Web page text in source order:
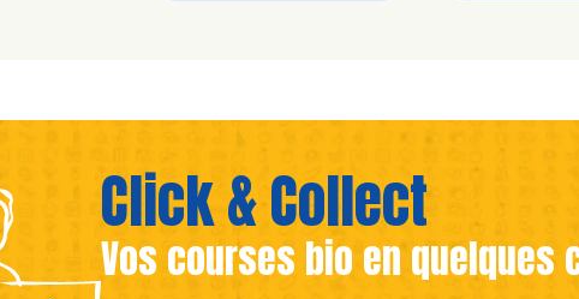
Click & Collect
Vos courses bio en quelques
une nouvelle fenêtre)
une nouvelle fenêtre)